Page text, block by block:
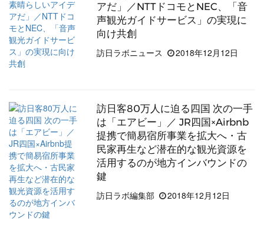
アだ」／NTTドコモとNEC、「音
声観光ガイドサービス」の実現に
向け共創
訪日ラボニュース
2018年12月12日
訪日客80万人に迫る四国 次の一手
は「エアビー」／ JR四国×Airbnb
提携で簡易宿所事業を拡大へ・古
民家再生など潜在的な観光資源を
活用するのが地方インバウンドの
鍵
訪日ラボ編集部
2018年12月12日